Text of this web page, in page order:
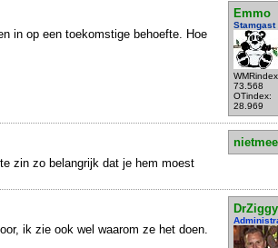
Emmo
Stamgast
73.568
OTindex:
28.969
in op een toekomstige behoefte. Hoe
zin zo belangrijk dat je hem moest
DrZiggy
ik zie ook wel waarom ze het doen.